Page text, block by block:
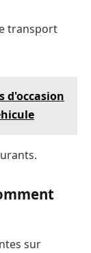
transport
d'occasion
sur